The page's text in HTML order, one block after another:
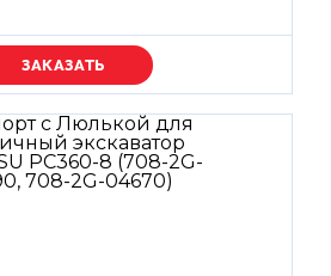
720-1L-15430, 720-1L-15440,
01009, 708-2G-15230, 708-
12230
цену